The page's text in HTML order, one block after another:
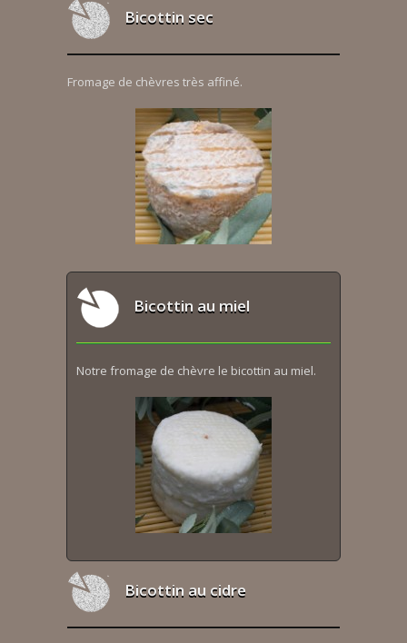
Bicottin sec
Fromage de chèvres très affiné.
Bicottin au miel
Notre fromage de chèvre le bicottin au miel.
Bicottin au cidre